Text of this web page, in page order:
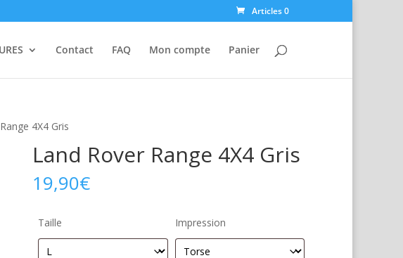
Articles 0
Contact FAQ Mon compte Panier
4X4 Gris
Land Rover Range 4X4 Gris
19,90€
Taille Impression